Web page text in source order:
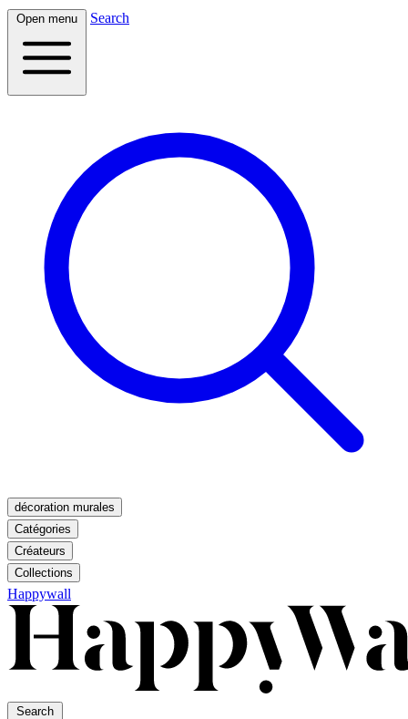
Open menu Search
décoration murales
Catégories
Créateurs
Collections
Happywall
Search